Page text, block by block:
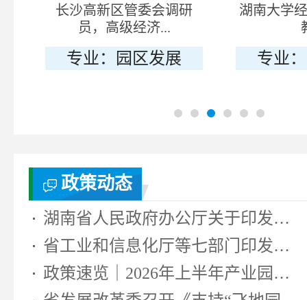
长沙高新区管委会调研
员，高级经济...
专业：园区发展
湖南大学
专业
政策动态
湖南省人民政府办公厅关于印发《湖...
省工业和信息化厅等七部门印发《湖...
政策速览｜2026年上半年产业园区相...